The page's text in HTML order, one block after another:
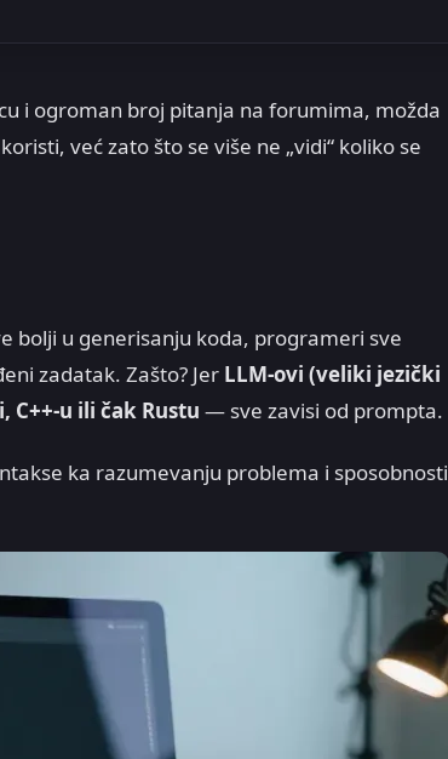
i ogroman broj pitanja na forumima, možda
već zato što se više ne „vidi“ koliko se
bolji u generisanju koda, programeri sve
zadatak. Zašto? Jer LLM-ovi (veliki jezički
u ili čak Rustu — sve zavisi od prompta.
ka razumevanju problema i sposobnosti